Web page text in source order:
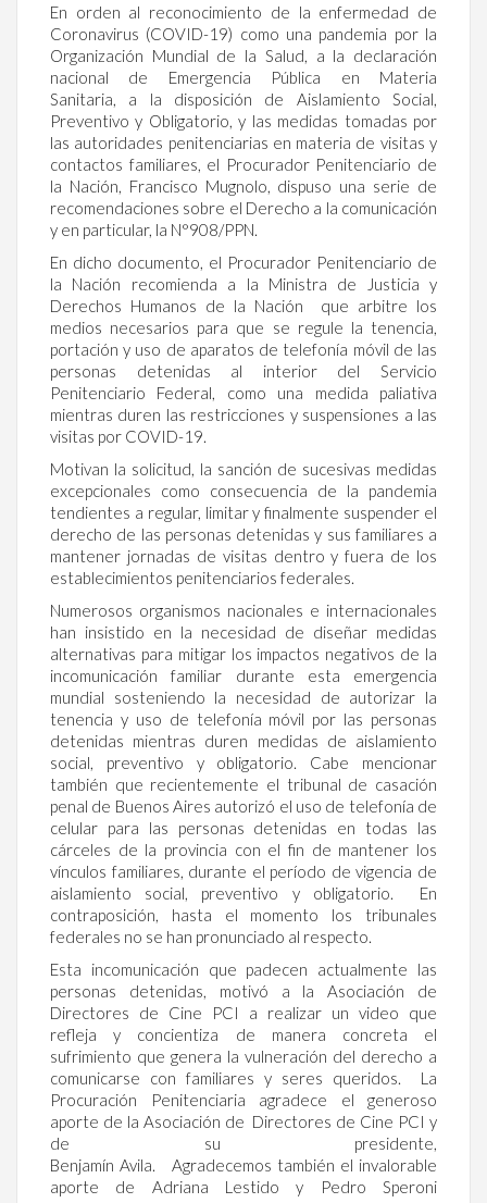
En orden al reconocimiento de la enfermedad de
Coronavirus (COVID-19) como una pandemia por la
Organización Mundial de la Salud, a la declaración
nacional de Emergencia Pública en Materia
Sanitaria, a la disposición de Aislamiento Social,
Preventivo y Obligatorio, y las medidas tomadas por
las autoridades penitenciarias en materia de visitas y
contactos familiares, el Procurador Penitenciario de
la Nación, Francisco Mugnolo, dispuso una serie de
recomendaciones sobre el Derecho a la comunicación
y en particular, la N°908/PPN.
En dicho documento, el Procurador Penitenciario de
la Nación recomienda a la Ministra de Justicia y
Derechos Humanos de la Nación que arbitre los
medios necesarios para que se regule la tenencia,
portación y uso de aparatos de telefonía móvil de las
personas detenidas al interior del Servicio
Penitenciario Federal, como una medida paliativa
mientras duren las restricciones y suspensiones a las
visitas por COVID-19.
Motivan la solicitud, la sanción de sucesivas medidas
excepcionales como consecuencia de la pandemia
tendientes a regular, limitar y finalmente suspender el
derecho de las personas detenidas y sus familiares a
mantener jornadas de visitas dentro y fuera de los
establecimientos penitenciarios federales.
Numerosos organismos nacionales e internacionales
han insistido en la necesidad de diseñar medidas
alternativas para mitigar los impactos negativos de la
incomunicación familiar durante esta emergencia
mundial sosteniendo la necesidad de autorizar la
tenencia y uso de telefonía móvil por las personas
detenidas mientras duren medidas de aislamiento
social, preventivo y obligatorio. Cabe mencionar
también que recientemente el tribunal de casación
penal de Buenos Aires autorizó el uso de telefonía de
celular para las personas detenidas en todas las
cárceles de la provincia con el fin de mantener los
vínculos familiares, durante el período de vigencia de
aislamiento social, preventivo y obligatorio. En
contraposición, hasta el momento los tribunales
federales no se han pronunciado al respecto.
Esta incomunicación que padecen actualmente las
personas detenidas, motivó a la Asociación de
Directores de Cine PCI a realizar un video que
refleja y concientiza de manera concreta el
sufrimiento que genera la vulneración del derecho a
comunicarse con familiares y seres queridos. La
Procuración Penitenciaria agradece el generoso
aporte de la Asociación de Directores de Cine PCI y
de su presidente,
Benjamín Avila. Agradecemos también el invalorable
aporte de Adriana Lestido y Pedro Speroni